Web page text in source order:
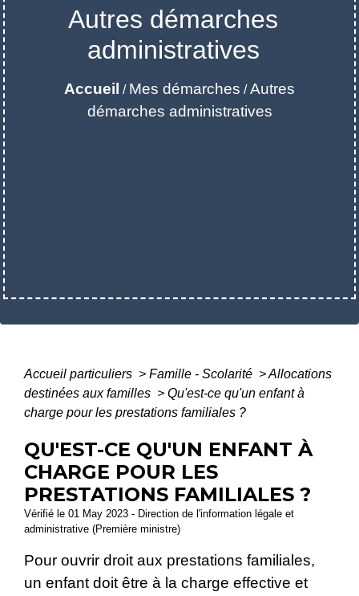
Autres démarches
administratives
Accueil / Mes démarches /Autres
démarches administratives
Accueil particuliers > Famille - Scolarité >Allocations
destinées aux familles > Qu'est-ce qu'un enfant à
charge pour les prestations familiales ?
QU'EST-CE QU'UN ENFANT À
CHARGE POUR LES
PRESTATIONS FAMILIALES ?
Vérifié le 01 May 2023 - Direction de l'information légale et
administrative (Première ministre)
Pour ouvrir droit aux prestations familiales,
un enfant doit être à la charge effective et